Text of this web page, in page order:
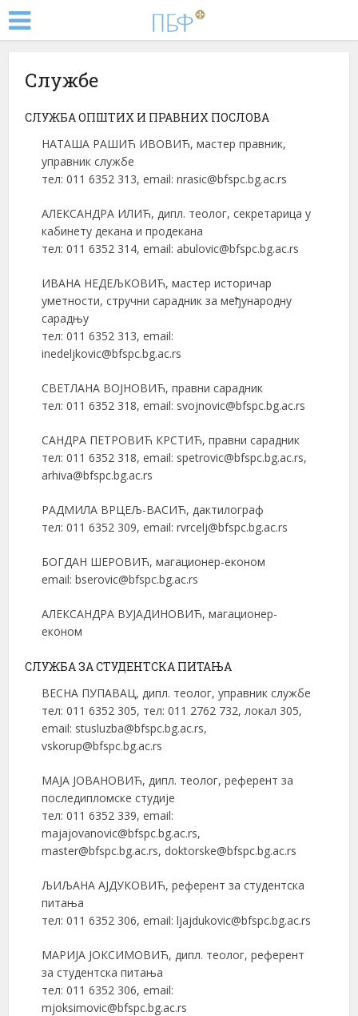
Службе
СЛУЖБА ОПШТИХ И ПРАВНИХ ПОСЛОВА
НАТАША РАШИЋ ИВОВИЋ, мастер правник,
управник службе
тел: 011 6352 313, email: nrasic@bfspc.bg.ac.rs
АЛЕКСАНДРА ИЛИЋ, дипл. теолог, секретарица у
кабинету декана и продекана
тел: 011 6352 314, email: abulovic@bfspc.bg.ac.rs
ИВАНА НЕДЕЉКОВИЋ, мастер историчар
уметности, стручни сарадник за међународну
сарадњу
тел: 011 6352 313, email:
inedeljkovic@bfspc.bg.ac.rs
СВЕТЛАНА ВОЈНОВИЋ, правни сарадник
тел: 011 6352 318, email: svojnovic@bfspc.bg.ac.rs
САНДРА ПЕТРОВИЋ КРСТИЋ, правни сарадник
тел: 011 6352 318, email: spetrovic@bfspc.bg.ac.rs,
arhiva@bfspc.bg.ac.rs
РАДМИЛА ВРЦЕЉ-ВАСИЋ, дактилограф
тел: 011 6352 309, email: rvrcelj@bfspc.bg.ac.rs
БОГДАН ШЕРОВИЋ, магационер-економ
email: bserovic@bfspc.bg.ac.rs
АЛЕКСАНДРА ВУЈАДИНОВИЋ, магационер-
економ
СЛУЖБА ЗА СТУДЕНТСКА ПИТАЊА
ВЕСНА ПУПАВАЦ, дипл. теолог, управник службе
тел: 011 6352 305, тел: 011 2762 732, локал 305,
email: stusluzba@bfspc.bg.ac.rs,
vskorup@bfspc.bg.ac.rs
МАЈА ЈОВАНОВИЋ, дипл. теолог, референт за
последипломске студије
тел: 011 6352 339, email:
majajovanovic@bfspc.bg.ac.rs,
master@bfspc.bg.ac.rs, doktorske@bfspc.bg.ac.rs
ЉИЉАНА АЈДУКОВИЋ, референт за студентска
питања
тел: 011 6352 306, email: ljajdukovic@bfspc.bg.ac.rs
МАРИЈА ЈОКСИМОВИЋ, дипл. теолог, референт
за студентска питања
тел: 011 6352 306, email:
mjoksimovic@bfspc.bg.ac.rs